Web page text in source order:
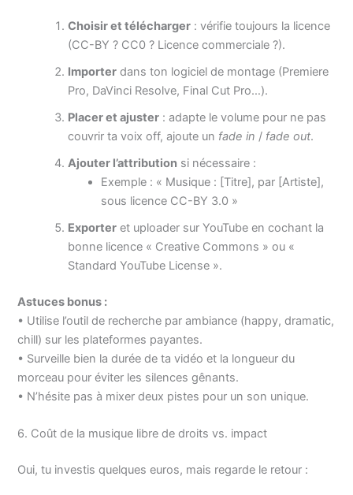
Choisir et télécharger : vérifie toujours la licence
(CC-BY ? CC0 ? Licence commerciale ?).
Importer dans ton logiciel de montage (Premiere
Pro, DaVinci Resolve, Final Cut Pro…).
Placer et ajuster : adapte le volume pour ne pas
couvrir ta voix off, ajoute un fade in / fade out.
Ajouter l’attribution si nécessaire :
Exemple : « Musique : [Titre], par [Artiste],
sous licence CC-BY 3.0 »
Exporter et uploader sur YouTube en cochant la
bonne licence « Creative Commons » ou «
Standard YouTube License ».
Astuces bonus :
• Utilise l’outil de recherche par ambiance (happy, dramatic,
chill) sur les plateformes payantes.
• Surveille bien la durée de ta vidéo et la longueur du
morceau pour éviter les silences gênants.
• N’hésite pas à mixer deux pistes pour un son unique.
6. Coût de la musique libre de droits vs. impact
Oui, tu investis quelques euros, mais regarde le retour :